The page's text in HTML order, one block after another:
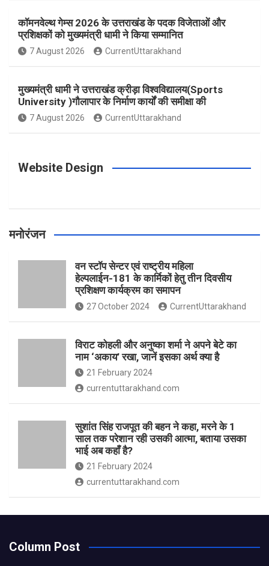
o
k
g
a
r
s
e
कॉमनवेल्थ गेम्स 2026 के उत्तराखंड के पदक विजेताओं और
प्रशिक्षकों को मुख्यमंत्री धामी ने किया सम्मानित
7 August 2026 CurrentUttarakhand
मुख्यमंत्री धामी ने उत्तराखंड क्रीड़ा विश्वविद्यालय(Sports
University )गौलापार के निर्माण कार्यों की समीक्षा की
7 August 2026 CurrentUttarakhand
Website Design
मनोरंजन
वन स्टॉप सेन्टर एवं राष्ट्रीय महिला
हेल्पलाईन-181 के कार्मिकों हेतु तीन दिवसीय
प्रशिक्षण कार्यक्रम का समापन
27 October 2024 CurrentUttarakhand
विराट कोहली और अनुष्का शर्मा ने अपने बेटे का
नाम ‘अकाय’ रखा, जानें इसका अर्थ क्‍या है
21 February 2024
currentuttarakhand.com
सुशांत सिंह राजपूत की बहन ने कहा, मरने के 1
साल तक परेशान रही उसकी आत्मा, बताया उसका
भाई अब कहाँ है?
21 February 2024
currentuttarakhand.com
Column Post